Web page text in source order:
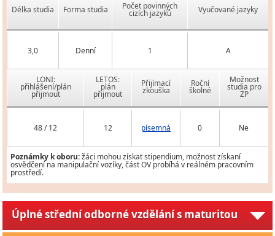
Délka studia Forma studia Počet povinných
cizích jazyků Vyučované jazyky
3,0 Denní 1 A
LONI:
přihlášení/plán
přijmout
LETOS:
plán
přijmout
Přijímací
zkouška
Roční
školné
Možnost
studia pro
ZP
48 / 12 12 písemná 0 Ne
Poznámky k oboru:žáci mohou získat stipendium, možnost získaní
osvědčení na manipulační vozíky, část OV probíhá v reálném pracovním
prostředí.
Úplné střední odborné vzdělání s maturitou